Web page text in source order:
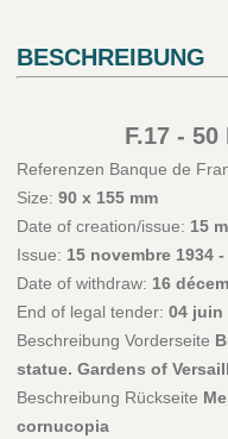
BESCHREIBUNG
F.17 - 50
Referenzen Banque de
Size: 90 x 155 mm
Date of creation/issue: 15
Issue: 15 novembre 1934
Date of withdraw: 16
End of legal tender: 04 juin
Beschreibung Vorderseite
statue. Gardens of
Beschreibung Rückseite
cornucopia